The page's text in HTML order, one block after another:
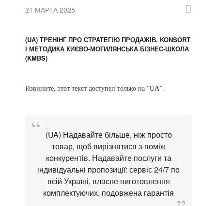
21 МАРТА 2025
(UA) ТРЕНІНГ ПРО СТРАТЕГІЮ ПРОДАЖІВ. KONSORT
І МЕТОДИКА КИЄВО-МОГИЛЯНСЬКА БІЗНЕС-ШКОЛА
(KMBS)
Извините, этот текст доступен только на “UA”.
(UA) Надавайте більше, ніж просто
товар, щоб вирізнятися з-поміж
конкурентів. Надавайте послуги та
індивідуальні пропозиції: сервіс 24/7 по
всій Україні, власне виготовлення
комплектуючих, подовжена гарантія